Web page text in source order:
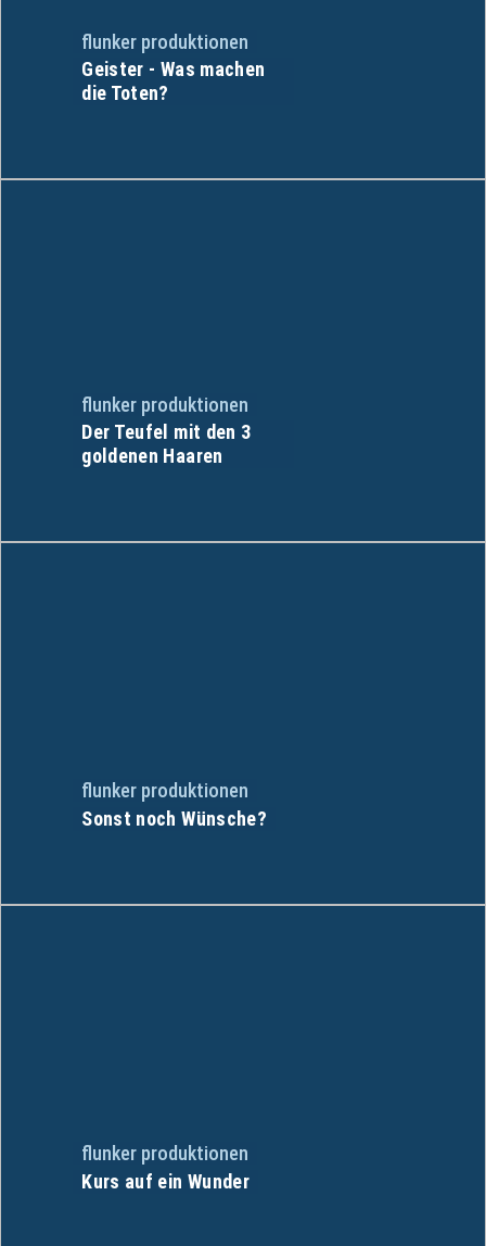
flunker produktionen
Geister - Was machen
die Toten?
flunker produktionen
Der Teufel mit den 3
goldenen Haaren
flunker produktionen
Sonst noch Wünsche?
flunker produktionen
Kurs auf ein Wunder